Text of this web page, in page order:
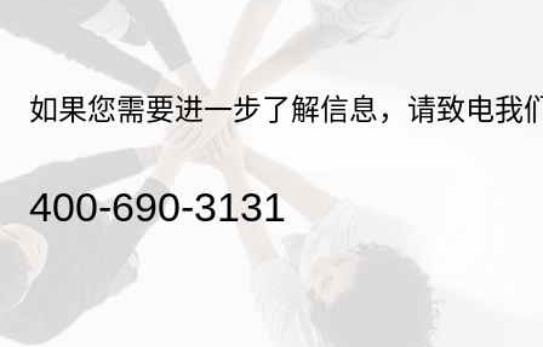
如果您需要进一步了解信息，请致电我
400-690-3131